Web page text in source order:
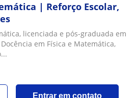
| Reforço Escolar,
licenciada e pós-graduada em
em Física e Matemática,
Entrar em contato